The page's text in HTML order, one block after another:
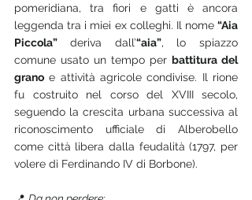
pomeridiana, tra fiori e gatti è ancora
leggenda tra i miei ex colleghi. Il nome “Aia
Piccola” deriva dall’“aia”, lo spiazzo
comune usato un tempo per battitura del
grano e attività agricole condivise. Il rione
fu costruito nel corso del XVIII secolo,
seguendo la crescita urbana successiva al
riconoscimento ufficiale di Alberobello
come città libera dalla feudalità (1797, per
volere di Ferdinando IV di Borbone).